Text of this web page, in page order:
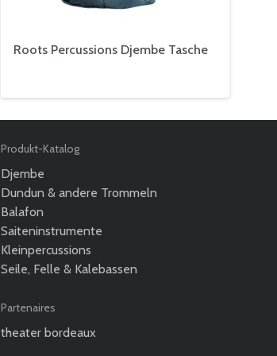
Roots Percussions Djembe Tasche
Produkt-Katalog
Djembe
Dundun & andere Trommeln
Balafon
Saiteninstrumente
Kleinpercussions
Seile, Felle & Kalebassen
Partenaires
theater bordeaux